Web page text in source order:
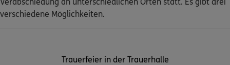
verschiedene Möglichkeiten.
Trauerfeier in der Trauerhalle